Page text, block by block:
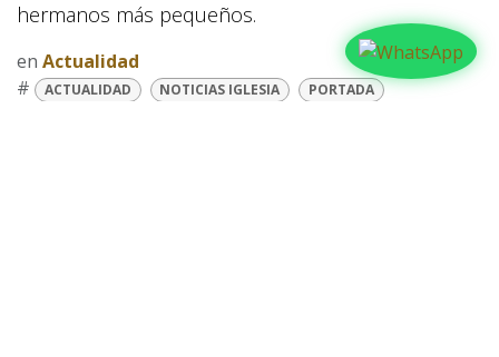
hermanos más pequeños.
en Actualidad
#
ACTUALIDAD NOTICIAS IGLESIA PORTADA